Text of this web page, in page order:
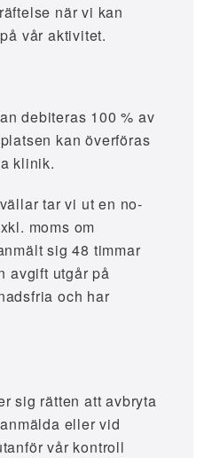
när vi kan
vår aktivitet.
debiteras 100 % av
kan överföras
klinik.
tar vi ut en no-
moms om
sig 48 timmar
avgift utgår på
och har
sig rätten att avbryta
eller vid
vår kontroll